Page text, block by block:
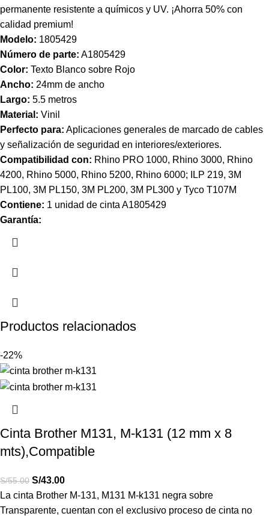
permanente resistente a químicos y UV. ¡Ahorra 50% con
calidad premium!
Modelo: 1805429
Número de parte: A1805429
Color: Texto Blanco sobre Rojo
Ancho: 24mm de ancho
Largo: 5.5 metros
Material: Vinil
Perfecto para: Aplicaciones generales de marcado de cables
y señalización de seguridad en interiores/exteriores.
Compatibilidad con: Rhino PRO 1000, Rhino 3000, Rhino
4200, Rhino 5000, Rhino 5200, Rhino 6000; ILP 219, 3M
PL100, 3M PL150, 3M PL200, 3M PL300 y Tyco T107M
Contiene: 1 unidad de cinta A1805429
Garantía:
Productos relacionados
-22%
Cinta Brother M131, M-k131 (12 mm x 8
mts),Compatible
S/55.00 S/43.00
La cinta Brother M-131, M131 M-k131 negra sobre
Transparente, cuentan con el exclusivo proceso de cinta no